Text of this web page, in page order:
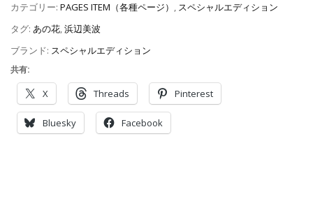
カテゴリー: PAGES ITEM（各種ページ） , スペシャルエディション
タグ: あの花,浜辺美波
ブランド: スペシャルエディション
共有:
X Threads Pinterest
Bluesky Facebook